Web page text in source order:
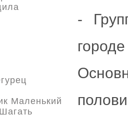
-
Маленький